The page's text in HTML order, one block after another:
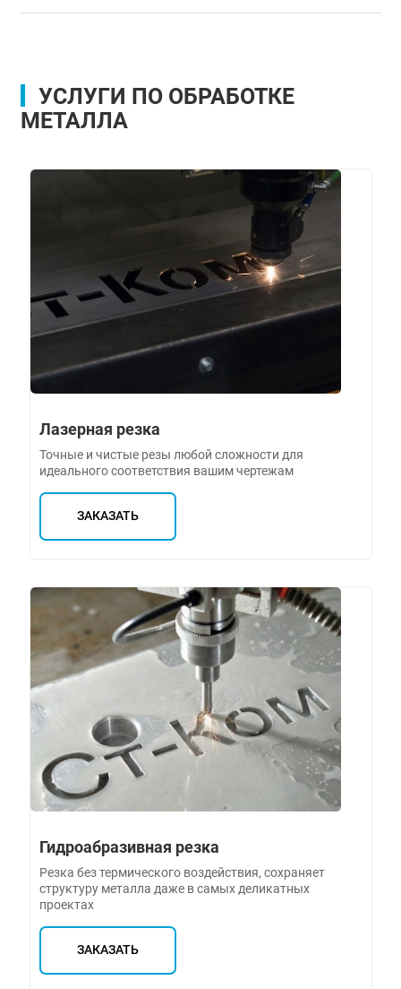
УСЛУГИ ПО ОБРАБОТКЕ
МЕТАЛЛА
Лазерная резка
Точные и чистые резы любой сложности для
идеального соответствия вашим чертежам
ЗАКАЗАТЬ
Гидроабразивная резка
Резка без термического воздействия, сохраняет
структуру металла даже в самых деликатных
проектах
ЗАКАЗАТЬ